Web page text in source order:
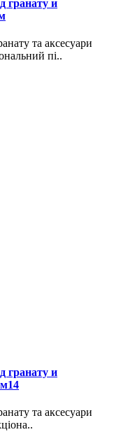
гранату и
та аксесуари
пі..
гранату и
та аксесуари